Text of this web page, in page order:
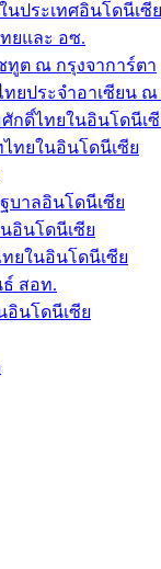
นประเทศอินโดนีเซีย
ยและ อซ.
ทูต ณ กรุงจาการ์ตา
ยประจำอาเซียน ณ
กดิ์ไทยในอินโดนีเซี
ทยในอินโดนีเซีย
บาลอินโดนีเซีย
อินโดนีเซีย
ยในอินโดนีเซีย
สอท.
อินโดนีเซีย